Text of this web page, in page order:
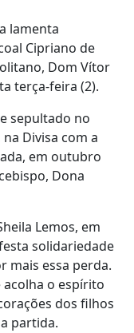
lamenta
Cipriano de
Dom Vítor
terça-feira (2).
sepultado no
Divisa com a
em outubro
Dona
Lemos, em
solidariedade
mais essa perda.
o espírito
dos filhos
partida.